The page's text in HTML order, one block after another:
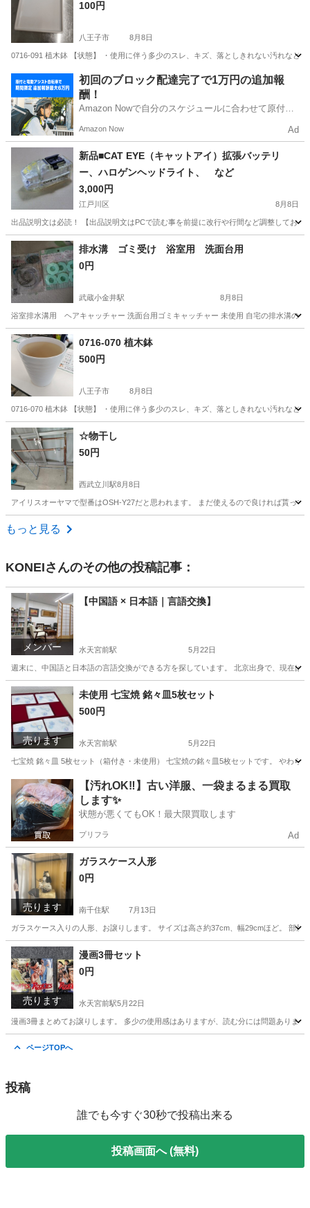
100円
八王子市 8月8日
0716-091 植木鉢 【状態】 ・使用に伴う多少のスレ、キズ、落としきれない汚れな
その他 現地
初回のブロック配達完了で1万円の追加報
酬！
Amazon Nowで自分のスケジュールに合わせて原付や
う！
Amazon Now Ad
新品■CAT EYE（キャットアイ）拡張バッテリ
ー、ハロゲンヘッドライト、 など
3,000円
江戸川区 8月8日
出品説明文は必読！ 【出品説明文はPCで読む事を前提に改行や行間など調整してお
東京 江戸川区 防災、セキュリティ
排水溝 ゴミ受け 浴室用 洗面台用
0円
武蔵小金井駅 8月8日
浴室排水溝用 ヘアキャッチャー 洗面台用ゴミキャッチャー 未使用 自宅の排水溝の大
東京 小金井市 武蔵小金井駅
0716-070 植木鉢
500円
八王子市 8月8日
0716-070 植木鉢 【状態】 ・使用に伴う多少のスレ、キズ、落としきれない汚れな
東京 八王子市 その他
☆物干し
50円
西武立川駅8月8日
アイリスオーヤマで型番はOSH-Y27だと思われます。 まだ使えるので良ければ貰っ
東京 立川市
もっと見る
KONEIさんのその他の投稿記事：
メンバー
【中国語 × 日本語｜言語交換】
水天宮前駅 5月22日
週末に、中国語と日本語の言語交換ができる方を探しています。 北京出身で、現在
東京 中央区 水天宮前駅 その他 言語交換
売ります
未使用 七宝焼 銘々皿5枚セット
500円
水天宮前駅 5月22日
七宝焼 銘々皿 5枚セット（箱付き・未使用） 七宝焼の銘々皿5枚セットです。 やわ
東京 中央区 水天宮前駅 食器 銘々皿
【汚れOK‼️】古い洋服、一袋まるまる買取
します✨
状態が悪くてもOK！最大限買取します
プリフラ Ad
売ります
ガラスケース人形
0円
南千住駅 7月13日
ガラスケース入りの人形、お譲りします。 サイズは高さ約37cm、幅29cmほど。 部
東京 荒川区 南千住駅 その他
売ります
漫画3冊セット
0円
水天宮前駅5月22日
漫画3冊まとめてお譲りします。 多少の使用感はありますが、読む分には問題ありま
ページTOPへ
投稿
誰でも今すぐ30秒で投稿出来る
投稿画面へ (無料)